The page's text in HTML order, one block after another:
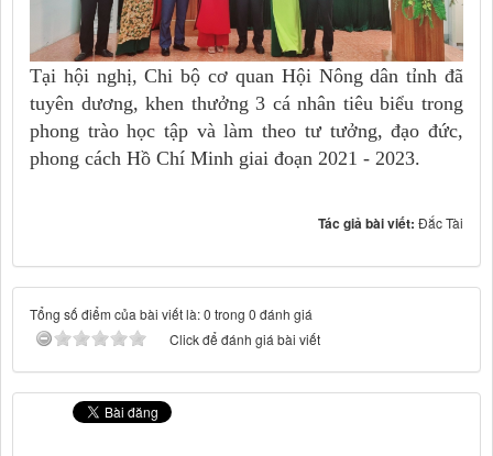
Tại hội nghị, Chi bộ cơ quan Hội Nông dân tỉnh đã
tuyên dương, khen thưởng 3 cá nhân tiêu biểu trong
phong trào học tập và làm theo tư tưởng, đạo đức,
phong cách Hồ Chí Minh giai đoạn 2021 - 2023.
Tác giả bài viết: Đắc Tài
Tổng số điểm của bài viết là: 0 trong 0 đánh giá
Click để đánh giá bài viết